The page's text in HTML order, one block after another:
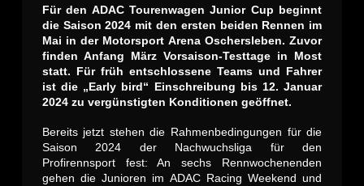
Für den ADAC Tourenwagen Junior Cup beginnt
die Saison 2024 mit den ersten beiden Rennen im
Mai in der Motorsport Arena Oschersleben. Zuvor
finden Anfang März Vorsaison-Testtage in Most
statt. Für früh entschlossene Teams und Fahrer
ist die „Early bird“ Einschreibung bis 12. Januar
2024 zu vergünstigten Konditionen geöffnet.
Bereits jetzt stehen die Rahmenbedingungen für die
Saison 2024 der Nachwuchsliga für den
Profirennsport fest: An sechs Rennwochenenden
gehen die Junioren im ADAC Racing Weekend und